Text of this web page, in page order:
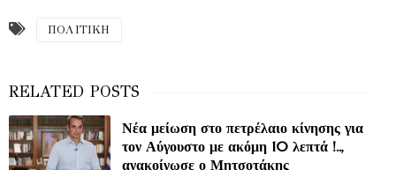
ΠΟΛΙΤΙΚΗ
Νέα μείωση στο πετρέλαιο κίνησης για
τον Αύγουστο με ακόμη 10 λεπτά !..,
ανακοίνωσε ο Μητσοτάκης